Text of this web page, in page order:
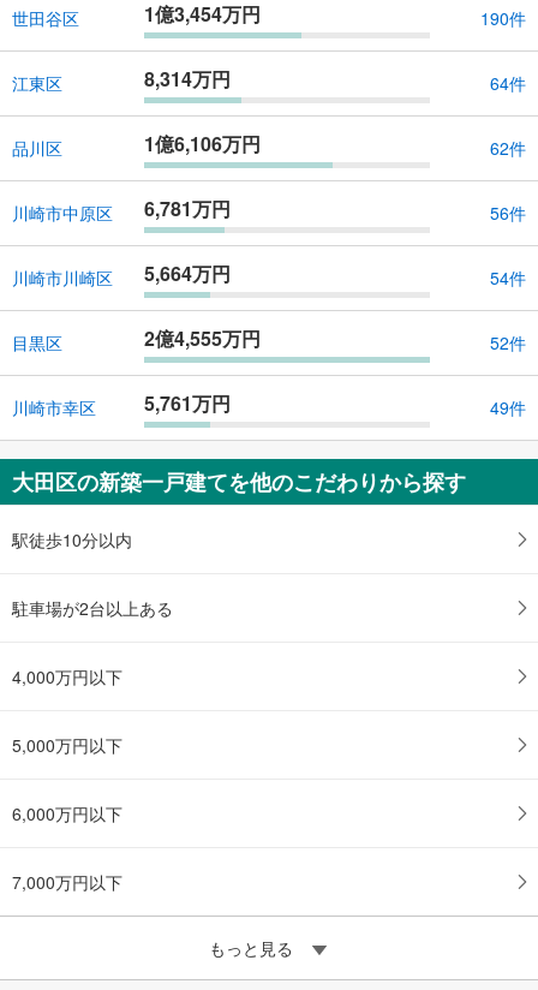
世田谷区 1億3,454万円 190件
江東区 8,314万円 64件
品川区 1億6,106万円 62件
川崎市中原区 6,781万円 56件
川崎市川崎区 5,664万円 54件
目黒区 2億4,555万円 52件
川崎市幸区 5,761万円 49件
大田区の新築一戸建てを他のこだわりから探す
駅徒歩10分以内
駐車場が2台以上ある
4,000万円以下
5,000万円以下
6,000万円以下
7,000万円以下
もっと見る